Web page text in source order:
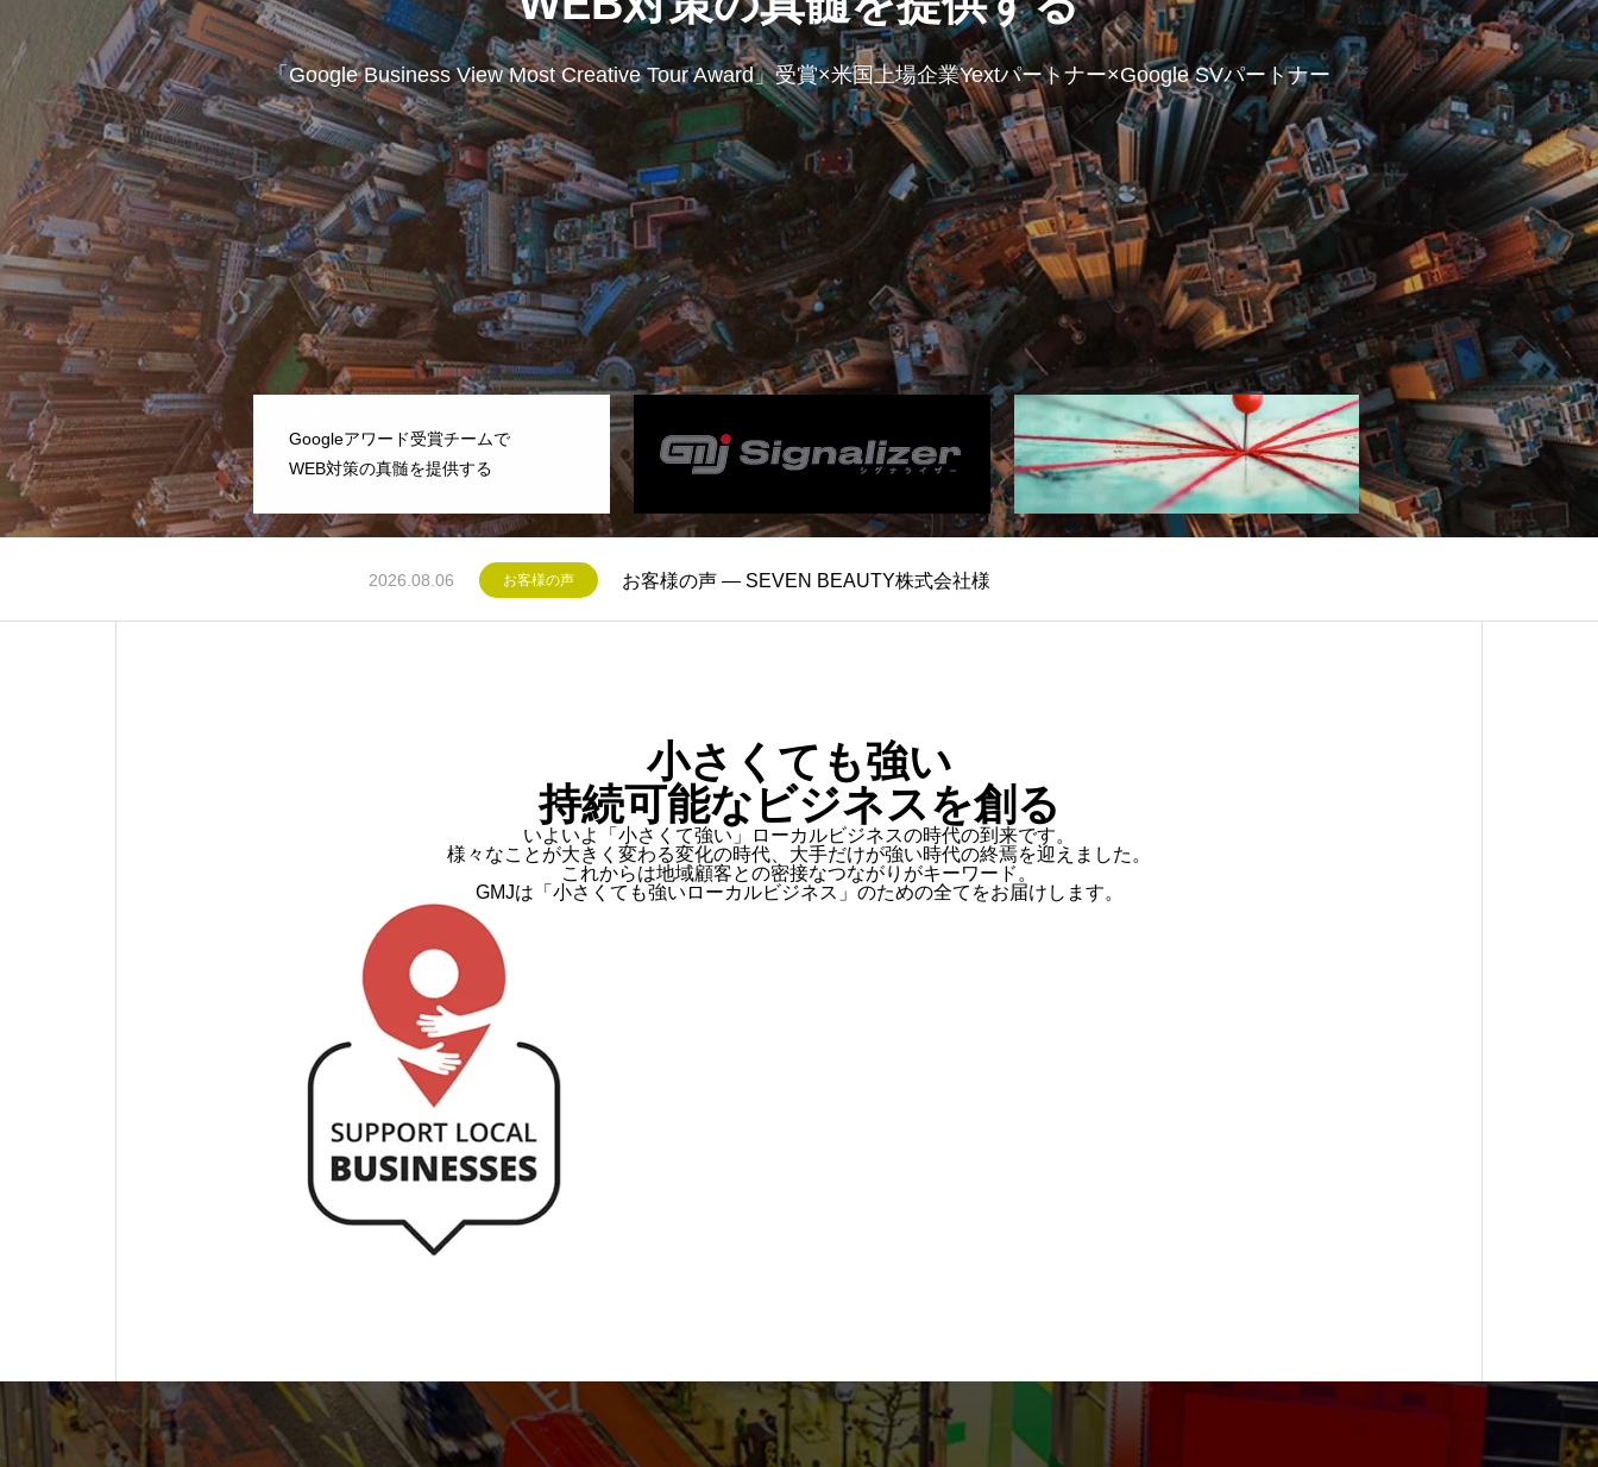
2026.07.31 ストーリー
小さくても強い
持続可能なビジネスを創る
いよいよ「小さくて強い」ローカルビジネスの時代の到来です。
様々なことが大きく変わる変化の時代、大手だけが強い時代の終焉を迎えました。
これからは地域顧客との密接なつながりがキーワード。
GMJは「小さくても強いローカルビジネス」のための全てをお届けします。